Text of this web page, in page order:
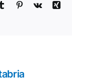
Tumblr Pinterest
Vk
Xing